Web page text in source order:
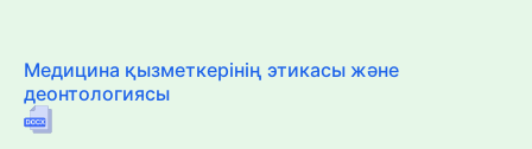
Медицина қызметкерінің этикасы және
деонтологиясы